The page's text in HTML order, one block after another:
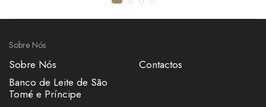
Sobre Nós
Sobre Nós
Banco de Leite de São
Tomé e Príncipe
Contactos